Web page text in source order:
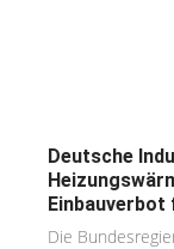
Deutsche
Einbauverbot
Die